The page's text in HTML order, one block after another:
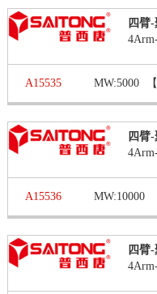
四臂
A15535 MW:5000
四臂
A15536 MW:10000
四臂